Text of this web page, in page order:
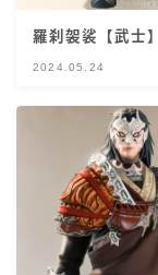
羅刹袈裟【武士】
2024.05.24